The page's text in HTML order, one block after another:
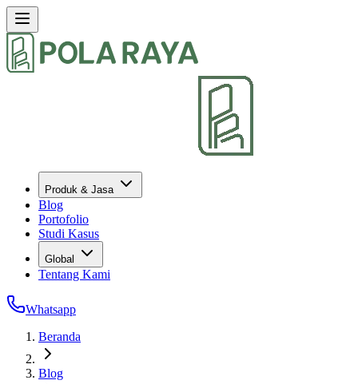
Produk & Jasa
Blog
Portofolio
Studi Kasus
Global
Tentang Kami
Whatsapp
Beranda
Blog